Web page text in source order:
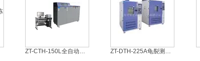
ZT-CTH-150L全自动冻融试验机 ZT-DTH-225A龟裂测试臭氧老化机